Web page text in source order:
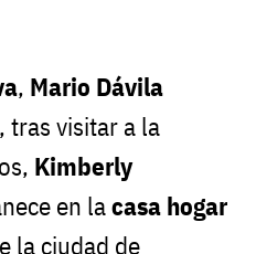
, Mario Dávila
tras visitar a la
Kimberly
en lacasa hogar
la ciudad de